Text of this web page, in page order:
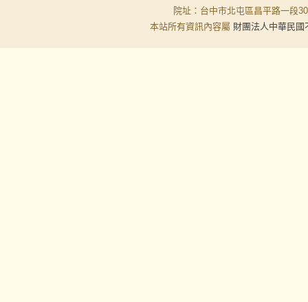
院址：台中市北屯區昌平路一
本站所有資訊內容屬 財團法人中華民國